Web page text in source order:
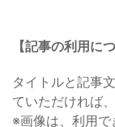
【記事の利用に
タイトルと記事
ていただければ
※画像は、利用で